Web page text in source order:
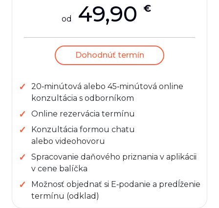
od 49,90 €
Dohodnúť termín
20‑minútová alebo 45‑minútová online
konzultácia s odborníkom
Online rezervácia termínu
Konzultácia formou chatu
alebo videohovoru
Spracovanie daňového priznania v aplikácii
v cene balíčka
Možnosť objednať si E‑podanie a predĺženie
termínu (odklad)